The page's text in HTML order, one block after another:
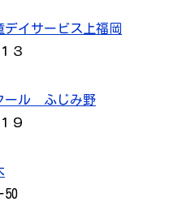
デイサービス上福岡
３
ール ふじみ野
９
50